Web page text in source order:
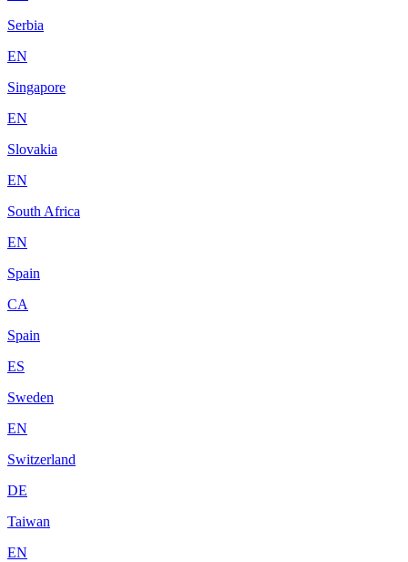
Serbia
EN
Singapore
EN
Slovakia
EN
South Africa
EN
Spain
CA
Spain
ES
Sweden
EN
Switzerland
DE
Taiwan
EN